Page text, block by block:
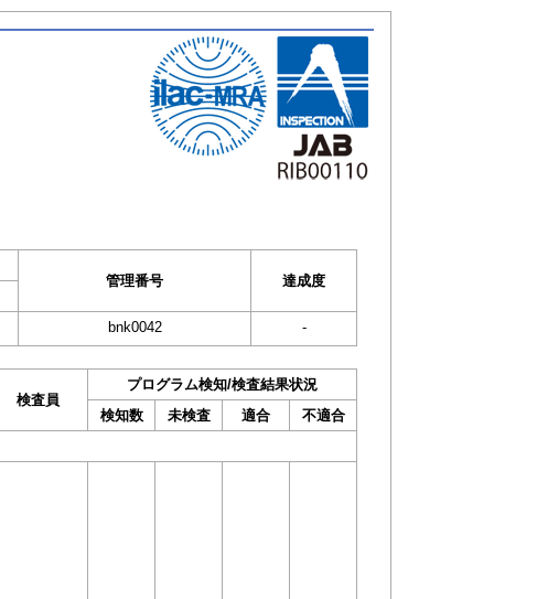
管理番号
達成度
bnk0042 -
検査員
プログラム検知/検査結果状況
検知数
未検査 適合 不適合